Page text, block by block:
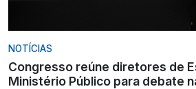
NOTÍCIAS
Congresso reúne diretores de
Ministério Público para debate